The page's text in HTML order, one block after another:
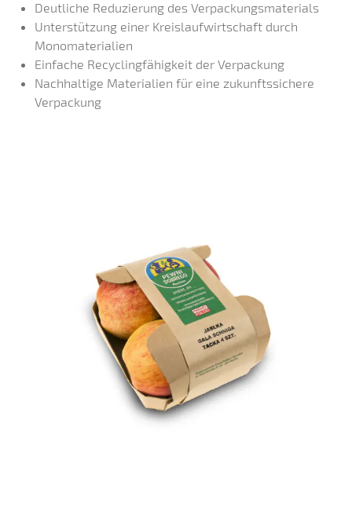
Deutliche Reduzierung des Verpackungsmaterials
Unterstützung einer Kreislaufwirtschaft durch
Monomaterialien
Einfache Recyclingfähigkeit der Verpackung
Nachhaltige Materialien für eine zukunftssichere
Verpackung